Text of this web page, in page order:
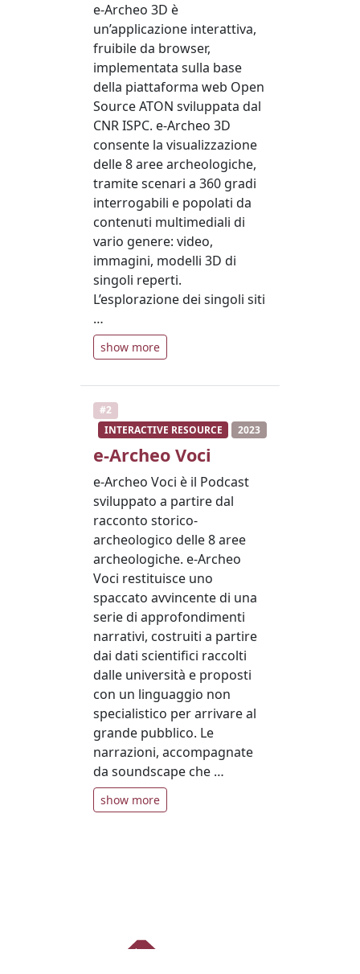
e-Archeo 3D è
un’applicazione interattiva,
fruibile da browser,
implementata sulla base
della piattaforma web Open
Source ATON sviluppata dal
CNR ISPC. e-Archeo 3D
consente la visualizzazione
delle 8 aree archeologiche,
tramite scenari a 360 gradi
interrogabili e popolati da
contenuti multimediali di
vario genere: video,
immagini, modelli 3D di
singoli reperti.
L’esplorazione dei singoli siti
…
show more
#2
INTERACTIVE RESOURCE
2023
e-Archeo Voci
e-Archeo Voci è il Podcast
sviluppato a partire dal
racconto storico-
archeologico delle 8 aree
archeologiche. e-Archeo
Voci restituisce uno
spaccato avvincente di una
serie di approfondimenti
narrativi, costruiti a partire
dai dati scientifici raccolti
dalle università e proposti
con un linguaggio non
specialistico per arrivare al
grande pubblico. Le
narrazioni, accompagnate
da soundscape che …
show more